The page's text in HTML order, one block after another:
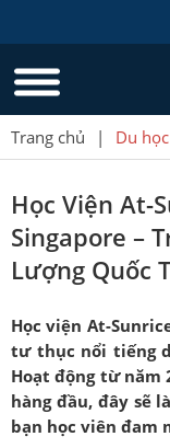
Trang chủ | Du
Học Viện At-
Singapore –
Lượng Quốc
Học viện At-
tư thục nổi tiếng
Hoạt động từ năm
hàng đầu, đây sẽ
bạn học viên đam